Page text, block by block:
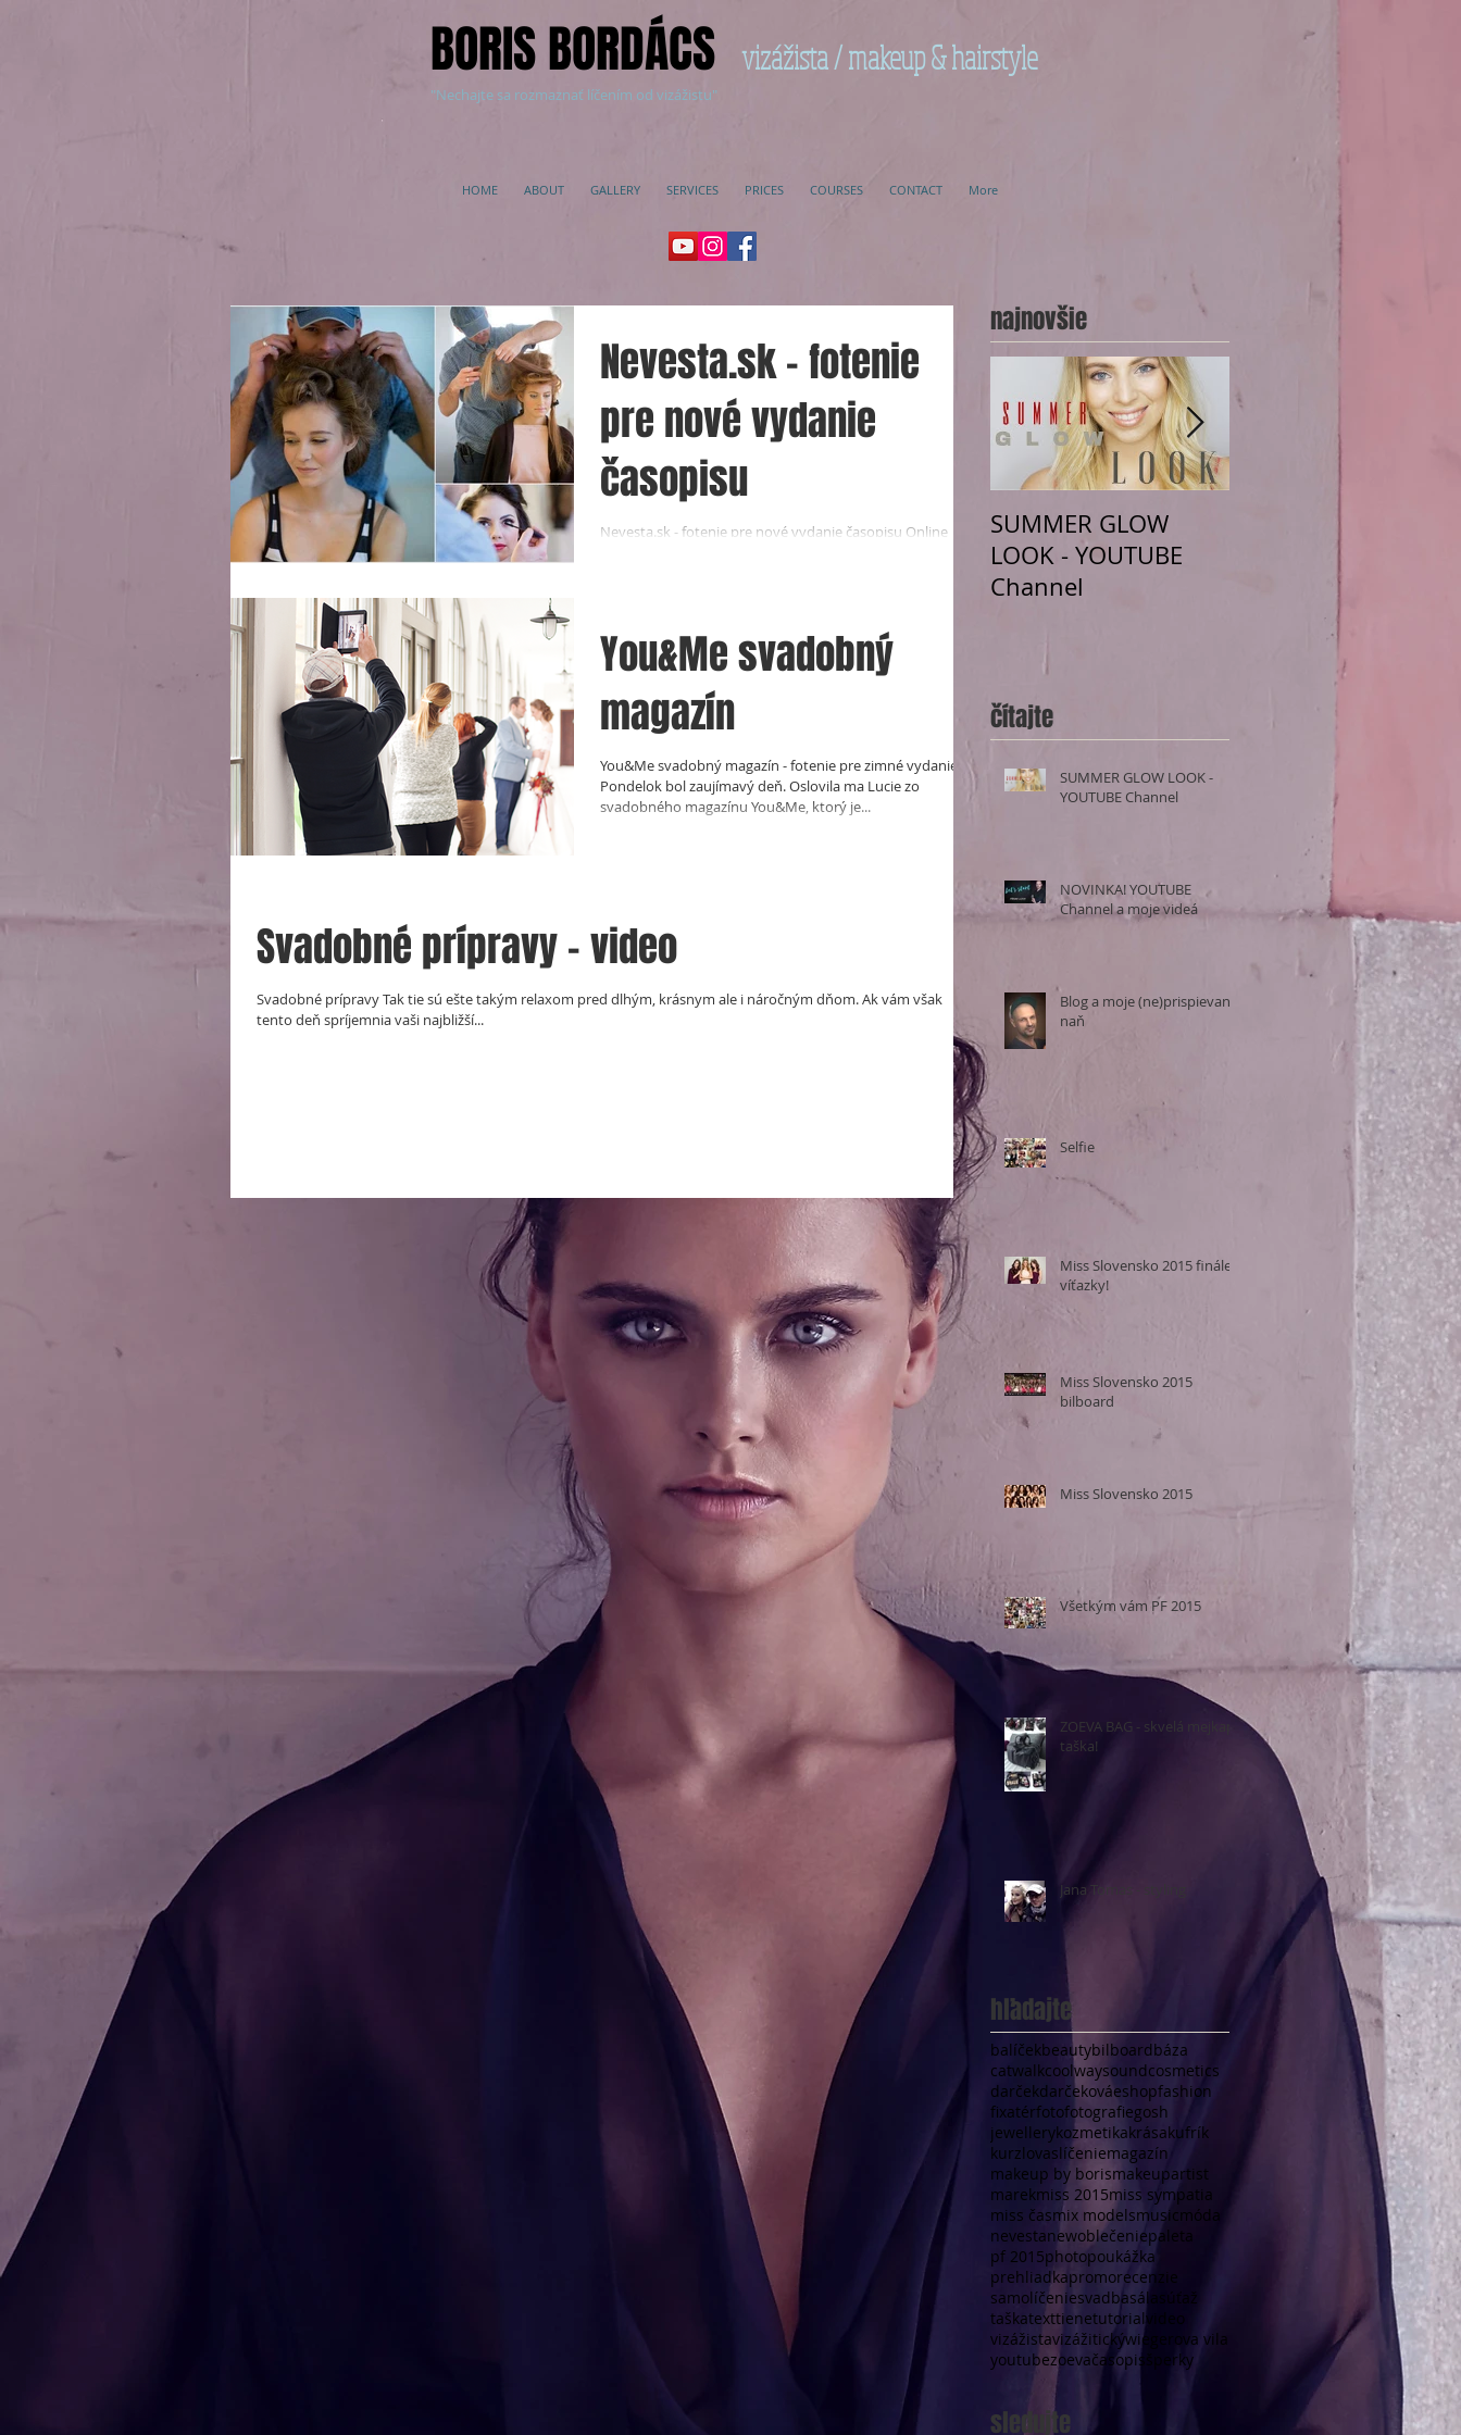
BORIS BORDÁCS vizážista / makeup & hairstyle
"Nechajte sa rozmaznať líčením od vizážistu"
HOME ABOUT GALLERY SERVICES PRICES COURSES CONTACT More
Nevesta.sk - fotenie
pre nové vydanie
časopisu
Nevesta.sk - fotenie pre nové vydanie časopisu Online
You&Me svadobný
magazín
You&Me svadobný magazín - fotenie pre zimné vydanie
Pondelok bol zaujímavý deň. Oslovila ma Lucie zo
svadobného magazínu You&Me, ktorý je...
Svadobné prípravy - video
Svadobné prípravy Tak tie sú ešte takým relaxom pred dlhým, krásnym ale i náročným dňom. Ak vám však
tento deň spríjemnia vaši najbližší...
najnovšie
SUMMER GLOW
LOOK - YOUTUBE
Channel
čítajte
SUMMER GLOW LOOK -
YOUTUBE Channel
NOVINKA! YOUTUBE
Channel a moje videá
Blog a moje (ne)prispievanie
naň
Selfie
Miss Slovensko 2015 finále a
víťazky!
Miss Slovensko 2015
bilboard
Miss Slovensko 2015
Všetkým vám PF 2015
ZOEVA BAG - skvelá mejkap
taška!
Jana Tomas - styling
hľadajte
balíčekbeautybilboardbáza
catwalkcoolwaysoundcosmetics
darčekdarčekováeshopfashion
fixatérfotofotografiegosh
jewellerykozmetikakrásakufrík
kurzlovaslíčeniemagazín
makeup by borismakeupartist
marekmiss 2015miss sympatia
miss časmix modelsmusicmóda
nevestanewoblečeniepaleta
pf 2015photopoukážka
prehliadkapromorecenzie
samolíčeniesvadbasálasúťaž
taškatexttienetutorialvideo
vizážistavizážitickýwiegerova vila
youtubezoevačasopis šperky
sledujte